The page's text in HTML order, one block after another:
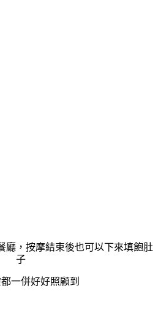
廳，按摩結束後也可以下來填飽肚
子
一併好好照顧到